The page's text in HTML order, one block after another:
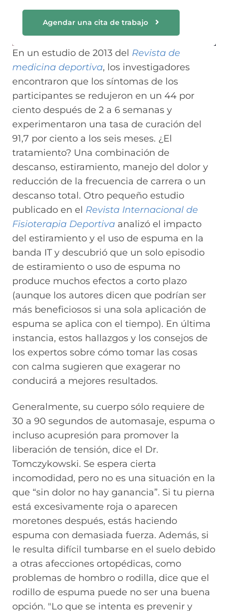
Agendar una cita de trabajo
En un estudio de 2013 del Revista de
medicina deportiva, los investigadores
encontraron que los síntomas de los
participantes se redujeron en un 44 por
ciento después de 2 a 6 semanas y
experimentaron una tasa de curación del
91,7 por ciento a los seis meses. ¿El
tratamiento? Una combinación de
descanso, estiramiento, manejo del dolor y
reducción de la frecuencia de carrera o un
descanso total. Otro pequeño estudio
publicado en el Revista Internacional de
Fisioterapia Deportiva analizó el impacto
del estiramiento y el uso de espuma en la
banda IT y descubrió que un solo episodio
de estiramiento o uso de espuma no
produce muchos efectos a corto plazo
(aunque los autores dicen que podrían ser
más beneficiosos si una sola aplicación de
espuma se aplica con el tiempo). En última
instancia, estos hallazgos y los consejos de
los expertos sobre cómo tomar las cosas
con calma sugieren que exagerar no
conducirá a mejores resultados.
Generalmente, su cuerpo sólo requiere de
30 a 90 segundos de automasaje, espuma o
incluso acupresión para promover la
liberación de tensión, dice el Dr.
Tomczykowski. Se espera cierta
incomodidad, pero no es una situación en la
que “sin dolor no hay ganancia”. Si tu pierna
está excesivamente roja o aparecen
moretones después, estás haciendo
espuma con demasiada fuerza. Además, si
le resulta difícil tumbarse en el suelo debido
a otras afecciones ortopédicas, como
problemas de hombro o rodilla, dice que el
rodillo de espuma puede no ser una buena
opción. "Lo que se intenta es prevenir y